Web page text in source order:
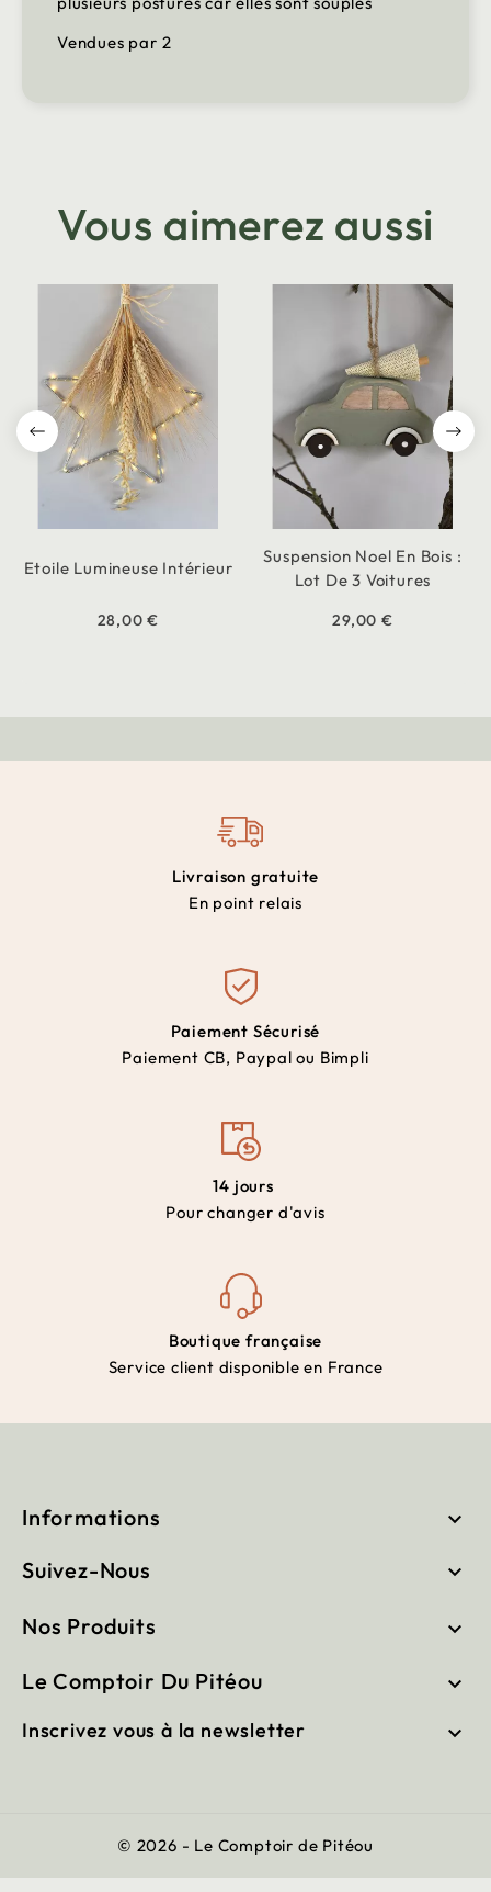
Vendues par 2
Vous aimerez aussi
Etoile Lumineuse Intérieur
28,00 €
Suspension Noel En Bois :
Lot De 3 Voitures
29,00 €
Livraison gratuite
En point relais
Paiement Sécurisé
Paiement CB, Paypal ou Bimpli
14 jours
Pour changer d'avis
Boutique française
Service client disponible en France
Informations 
Suivez-Nous 
Nos Produits 
Le Comptoir Du Pitéou 
Inscrivez vous à la newsletter 
© 2026 - Le Comptoir de Pitéou